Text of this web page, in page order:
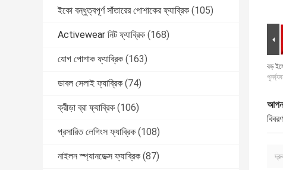
ইকো বন্ধুত্বপূর্ণ সাঁতারের পোশাকের ফ্যাব্রিক (105)
Activewear নিট ফ্যাব্রিক (168)
যোগ পোশাক ফ্যাব্রিক (163)
ডাবল সেলাই ফ্যাব্রিক (74)
ক্রীড়া ব্রা ফ্যাব্রিক (106)
প্রসারিত লেগিংস ফ্যাব্রিক (108)
নাইলন স্প্যানডেক্স ফ্যাব্রিক (87)
বড়
বিবরণ